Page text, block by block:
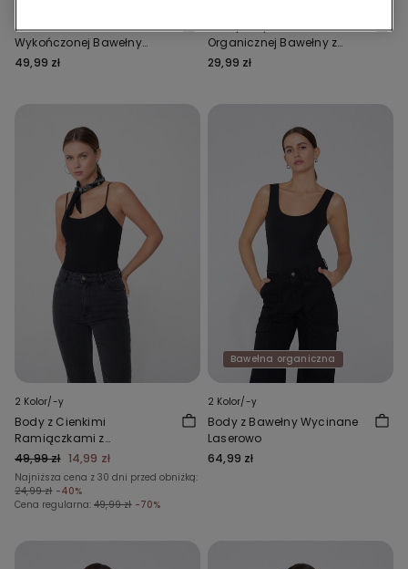
Koszulka z Surowo
Wykończonej Bawełny
Organicznej
49,99 zł
Elastyczny Podkoszulek z
Organicznej Bawełny z
Okrągłym Dekoltem
29,99 zł
2 Kolor/-y
Body z Cienkimi
Ramiączkami z
Prążkowanej Bawełny
49,99 zł 14,99 zł
Najniższa cena z 30 dni przed obniżką:
24,99 zł -40%
Cena regularna: 49,99 zł -70%
Bawełna organiczna
2 Kolor/-y
Body z Bawełny Wycinane
Laserowo
64,99 zł